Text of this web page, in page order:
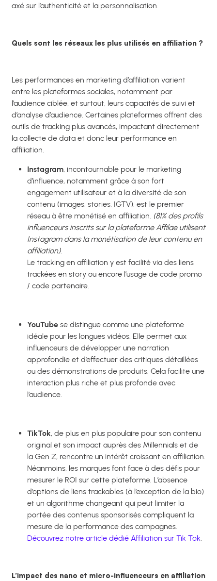
axé sur l’authenticité et la personnalisation.
Quels sont les réseaux les plus utilisés en affiliation ?
Les performances en marketing d’affiliation varient
entre les plateformes sociales, notamment par
l’audience ciblée, et surtout, leurs capacités de suivi et
d’analyse d’audience. Certaines plateformes offrent des
outils de tracking plus avancés, impactant directement
la collecte de data et donc leur performance en
affiliation.
Instagram, incontournable pour le marketing
d’influence, notamment grâce à son fort
engagement utilisateur et à la diversité de son
contenu (images, stories, IGTV), est le premier
réseau à être monétisé en affiliation. (81% des profils
influenceurs inscrits sur la plateforme Affilae utilisent
Instagram dans la monétisation de leur contenu en
affiliation).
Le tracking en affiliation y est facilité via des liens
trackées en story ou encore l’usage de code promo
/ code partenaire.
YouTube se distingue comme une plateforme
idéale pour les longues vidéos. Elle permet aux
influenceurs de développer une narration
approfondie et d’effectuer des critiques détaillées
ou des démonstrations de produits. Cela facilite une
interaction plus riche et plus profonde avec
l’audience.
TikTok, de plus en plus populaire pour son contenu
original et son impact auprès des Millennials et de
la Gen Z, rencontre un intérêt croissant en affiliation.
Néanmoins, les marques font face à des défis pour
mesurer le ROI sur cette plateforme. L’absence
d’options de liens trackables (à l’exception de la bio)
et un algorithme changeant qui peut limiter la
portée des contenus sponsorisés compliquent la
mesure de la performance des campagnes.
Découvrez notre article dédié Affiliation sur Tik Tok
L’impact des nano et micro-influenceurs en affiliation